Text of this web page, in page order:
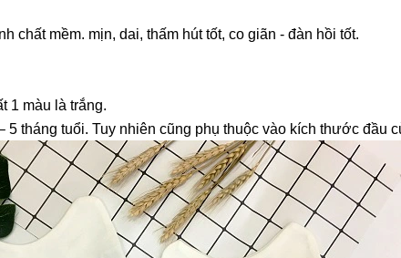
chất mềm. mịn, dai, thấm hút tốt, co giãn - đàn hồi tốt.
1 màu là trắng.
tháng tuổi. Tuy nhiên cũng phụ thuộc vào kích thước đầu
mua hàng